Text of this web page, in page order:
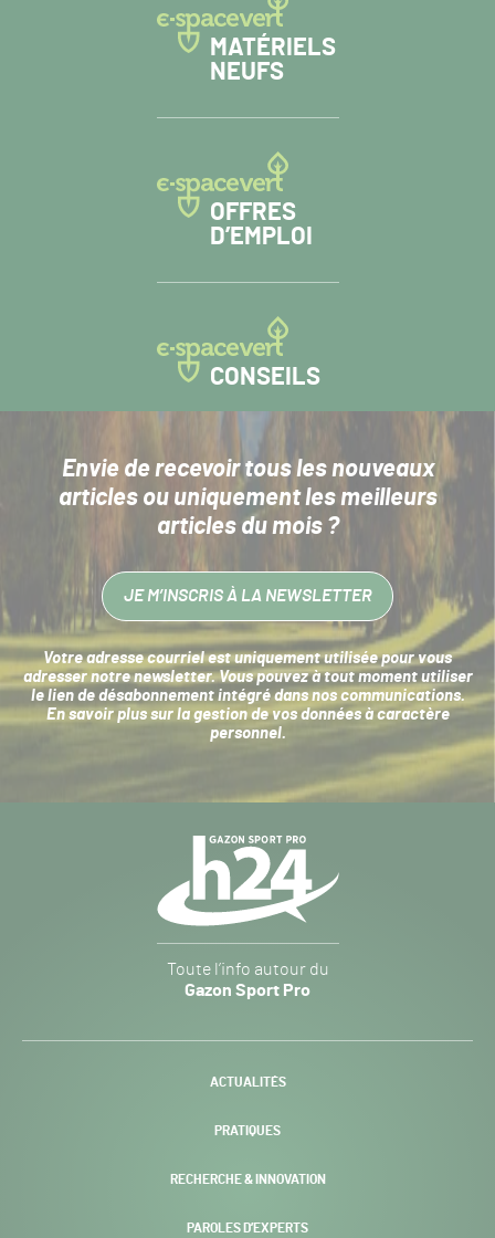
MATÉRIELS
NEUFS
OFFRES
D’EMPLOI
CONSEILS
Envie de recevoir tous les nouveaux
articlesou uniquement les meilleurs
articles du mois ?
JE M’INSCRIS À LA NEWSLETTER
Votre adresse courriel est uniquement utilisée pour vous
adresser notre newsletter. Vous pouvez à tout moment utiliser
le lien de désabonnement intégré dans nos communications.
En savoir plus sur la gestion de vos données à caractère
personnel.
Sport
Pro
-
Toute l’info autour du
Gazon Sport Pro
ACTUALITÉS
PRATIQUES
RECHERCHE & INNOVATION
PAROLES D’EXPERTS